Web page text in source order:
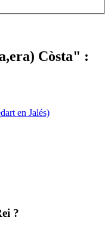
Còsta" :
en Jalés)
?